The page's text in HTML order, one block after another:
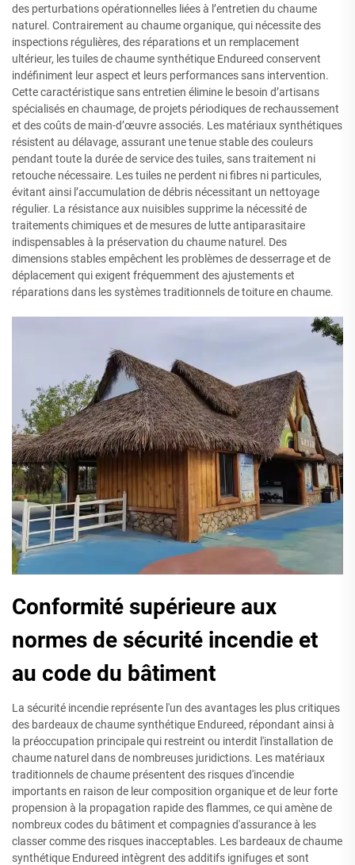
des perturbations opérationnelles liées à l’entretien du chaume
naturel. Contrairement au chaume organique, qui nécessite des
inspections régulières, des réparations et un remplacement
ultérieur, les tuiles de chaume synthétique Endureed conservent
indéfiniment leur aspect et leurs performances sans intervention.
Cette caractéristique sans entretien élimine le besoin d’artisans
spécialisés en chaumage, de projets périodiques de rechaussement
et des coûts de main-d’œuvre associés. Les matériaux synthétiques
résistent au délavage, assurant une tenue stable des couleurs
pendant toute la durée de service des tuiles, sans traitement ni
retouche nécessaire. Les tuiles ne perdent ni fibres ni particules,
évitant ainsi l’accumulation de débris nécessitant un nettoyage
régulier. La résistance aux nuisibles supprime la nécessité de
traitements chimiques et de mesures de lutte antiparasitaire
indispensables à la préservation du chaume naturel. Des
dimensions stables empêchent les problèmes de desserrage et de
déplacement qui exigent fréquemment des ajustements et
réparations dans les systèmes traditionnels de toiture en chaume.
Conformité supérieure aux
normes de sécurité incendie et
au code du bâtiment
La sécurité incendie représente l'un des avantages les plus critiques
des bardeaux de chaume synthétique Endureed, répondant ainsi à
la préoccupation principale qui restreint ou interdit l'installation de
chaume naturel dans de nombreuses juridictions. Les matériaux
traditionnels de chaume présentent des risques d'incendie
importants en raison de leur composition organique et de leur forte
propension à la propagation rapide des flammes, ce qui amène de
nombreux codes du bâtiment et compagnies d'assurance à les
classer comme des risques inacceptables. Les bardeaux de chaume
synthétique Endureed intègrent des additifs ignifuges et sont